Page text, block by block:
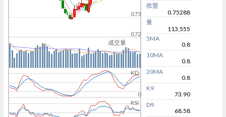
成交量
KD
RSI
0.72
0.73
0
收盤
0.75288
量
113,555
5MA
0.8
10MA
0.8
20MA
0.8
K9
73.90
D9
68.58